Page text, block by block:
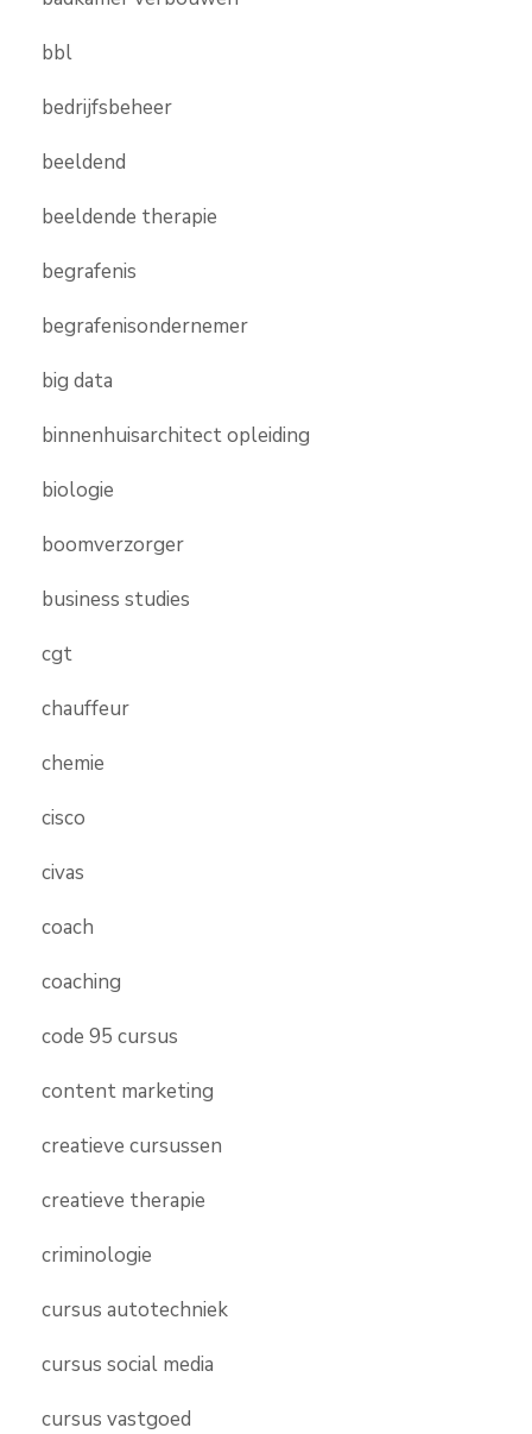
bbl
bedrijfsbeheer
beeldend
beeldende therapie
begrafenis
begrafenisondernemer
big data
binnenhuisarchitect opleiding
biologie
boomverzorger
business studies
cgt
chauffeur
chemie
cisco
civas
coach
coaching
code 95 cursus
content marketing
creatieve cursussen
creatieve therapie
criminologie
cursus autotechniek
cursus social media
cursus vastgoed